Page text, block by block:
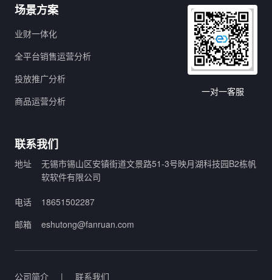
场景方案
业财一体化
全平台销售运营分析
投放推广分析
商品运营分析
一对一客服
联系我们
地址
无锡市锡山区安镇街道文景路51-3号映月湖科技园B2栋帆
软软件有限公司
电话
18651502287
邮箱
eshutong@fanruan.com
公司简介 | 联系我们